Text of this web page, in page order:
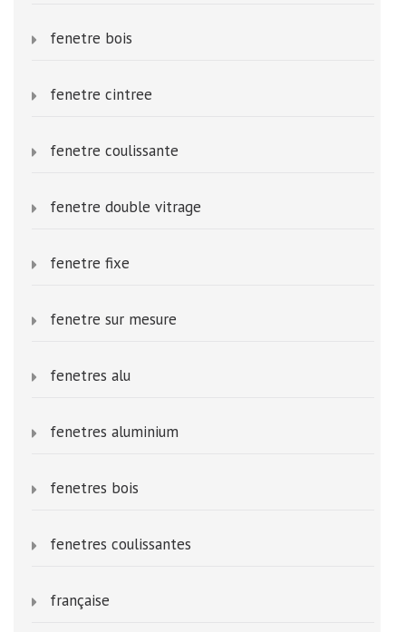
fenetre bois
fenetre cintree
fenetre coulissante
fenetre double vitrage
fenetre fixe
fenetre sur mesure
fenetres alu
fenetres aluminium
fenetres bois
fenetres coulissantes
française